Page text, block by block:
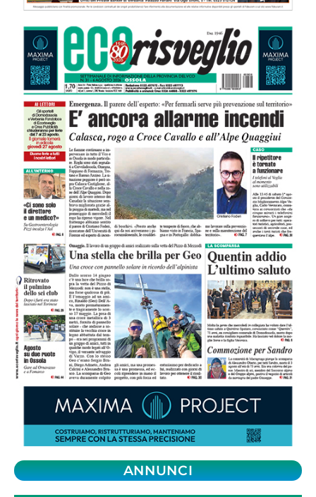
ANNUNCI